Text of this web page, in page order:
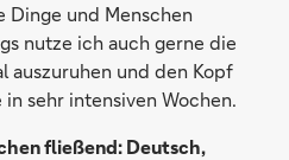
und Menschen
nutze ich auch gerne die
auszuruhen und den Kopf
sehr intensiven Wochen.
fließend: Deutsch,